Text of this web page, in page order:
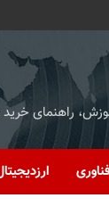
راهنمای